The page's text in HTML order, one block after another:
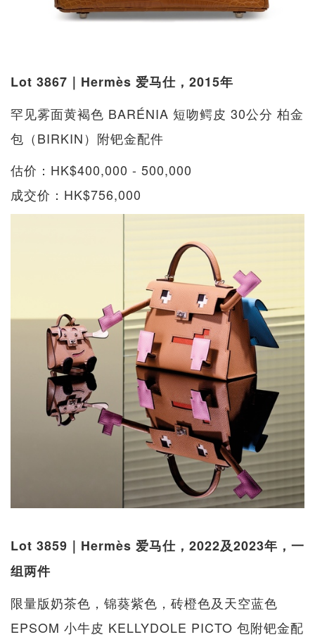
Lot 3867｜Hermès 爱马仕，2015年
罕见雾面黄褐色 BARÉNIA 短吻鳄皮 30公分 柏金
包（BIRKIN）附钯金配件
估价：HK$400,000 - 500,000
成交价：HK$756,000
Lot 3859｜Hermès 爱马仕，2022及2023年，一
组两件
限量版奶茶色，锦葵紫色，砖橙色及天空蓝色
EPSOM 小牛皮 KELLYDOLE PICTO 包附钯金配